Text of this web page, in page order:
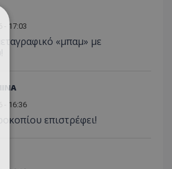
- 17:03
«μπαμ» με
- 16:36
επιστρέφει!